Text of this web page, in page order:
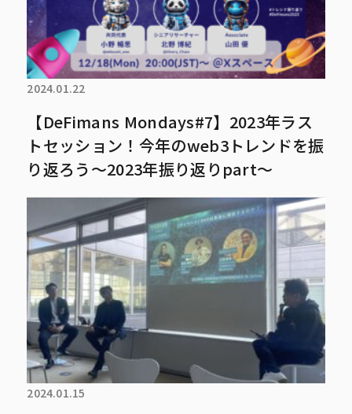
2024.01.22
【DeFimans Mondays#7】2023年ラス
トセッション！今年のweb3トレンドを振
り返ろう～2023年振り返りpart～
2024.01.15